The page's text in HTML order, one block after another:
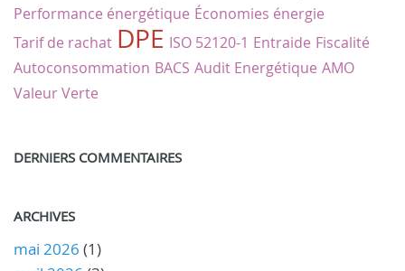
Performance énergétique Économies énergie
Tarif de rachat DPE ISO 52120-1 Entraide Fiscalité
Autoconsommation BACS Audit Energétique AMO
Valeur Verte
DERNIERS COMMENTAIRES
ARCHIVES
mai 2026 (1)